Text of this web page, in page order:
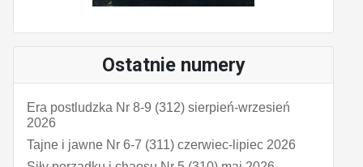
Ostatnie numery
Era postludzka Nr 8-9 (312) sierpień-wrzesień
2026
Tajne i jawne Nr 6-7 (311) czerwiec-lipiec 2026